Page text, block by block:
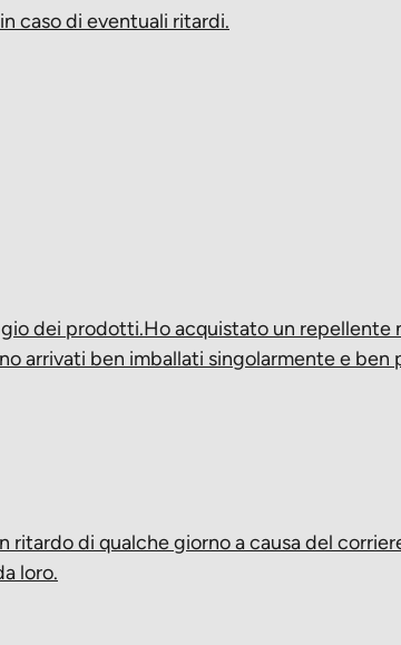
caso di eventuali ritardi.
dei prodotti.Ho acquistato un repellente
arrivati ben imballati singolarmente e
di qualche giorno a causa del
loro.